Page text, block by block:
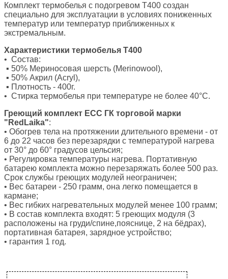
Комплект термобелья с подогревом T400 создан
специально для эксплуатации в условиях пониженных
температур или температур приближенных к
экстремальным.
Характеристики термобелья T400
• Состав:
▪ 50% Мериносовая шерсть (Merinowool),
▪ 50% Акрил (Acryl),
▪ Плотность - 400г.
• Стирка термобелья при температуре не более 40°C.
Греющий комплект ЕСС ГК торговой марки
"RedLaika":
• Обогрев тела на протяжении длительного времени - от
6 до 22 часов без перезарядки с температурой нагрева
от 30° до 60° градусов цельсия;
• Регулировка температуры нагрева. Портативную
батарею комплекта можно перезаряжать более 500 раз.
Срок службы греющих модулей неограничен;
• Вес батареи - 250 грамм, она легко помещается в
кармане;
• Вес гибких нагревательных модулей менее 100 грамм;
• В состав комплекта входят: 5 греющих модуля (3
расположены на груди/спине,пояснице, 2 на бёдрах),
портативная батарея, зарядное устройство;
• гарантия 1 год.